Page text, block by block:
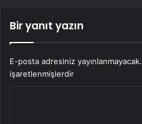
Bir yanıt yazın
E-posta adresiniz yayınlanmayacak.
işaretlenmişlerdir